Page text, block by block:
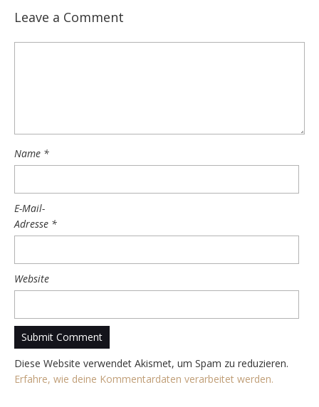
Leave a Comment
Name *
E-Mail-
Adresse *
Website
Diese Website verwendet Akismet, um Spam zu reduzieren.
Erfahre, wie deine Kommentardaten verarbeitet werden.